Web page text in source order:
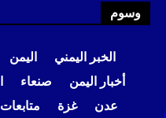
وسوم
الخبر اليمني اليمن
أخبار اليمن
صنعاء
عدن
غزة متابعات